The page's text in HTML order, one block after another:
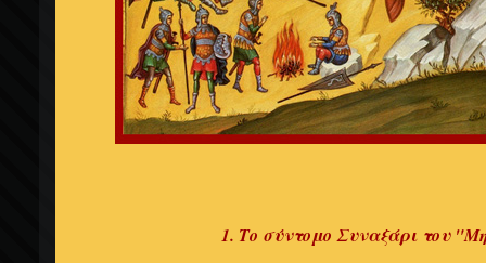
1. Το σύντομο Συναξάρι του